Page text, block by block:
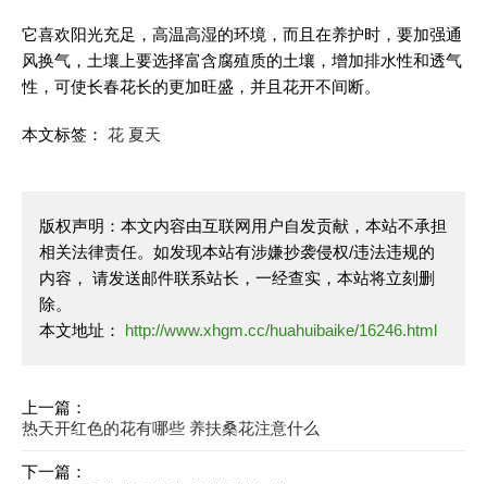
它喜欢阳光充足，高温高湿的环境，而且在养护时，要加强通
风换气，土壤上要选择富含腐殖质的土壤，增加排水性和透气
性，可使长春花长的更加旺盛，并且花开不间断。
本文标签： 花 夏天
版权声明：本文内容由互联网用户自发贡献，本站不承担
相关法律责任。如发现本站有涉嫌抄袭侵权/违法违规的
内容， 请发送邮件联系站长，一经查实，本站将立刻删
除。
本文地址：
http://www.xhgm.cc/huahuibaike/16246.html
上一篇：
热天开红色的花有哪些 养扶桑花注意什么
下一篇：